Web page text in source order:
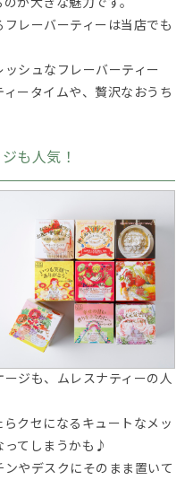
レーバーティーは当店でも
シュなフレーバーティー
ータイムや、贅沢なおうち
も人気！
ジも、ムレスナティーの人
クセになるキュートなメッ
ってしまうかも♪
やデスクにそのまま置いて